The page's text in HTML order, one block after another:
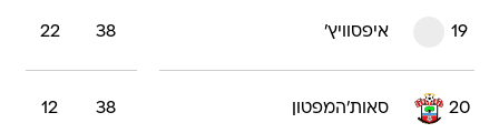
19 איפסוויץ' 38
22
20 סאות'המפטון 38
12